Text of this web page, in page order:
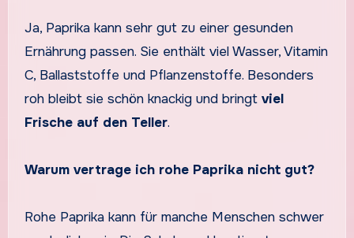
Ja, Paprika kann sehr gut zu einer gesunden
Ernährung passen. Sie enthält viel Wasser, Vitamin
C, Ballaststoffe und Pflanzenstoffe. Besonders
roh bleibt sie schön knackig und bringt viel
Frische auf den Teller.
Warum vertrage ich rohe Paprika nicht gut?
Rohe Paprika kann für manche Menschen schwer